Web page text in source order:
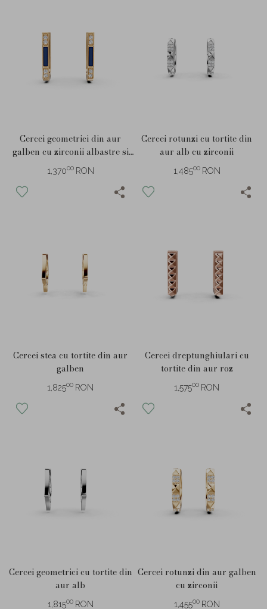
Cercei geometrici din aur
galben cu zirconii albastre si
albe
1,37000 RON
Cercei rotunzi cu tortite din
aur alb cu zirconii
1,48500 RON
Cercei stea cu tortite din aur
galben
1,82500 RON
Cercei dreptunghiulari cu
tortite din aur roz
1,57500 RON
Cercei geometrici cu tortite din
aur alb
1,81500 RON
Cercei rotunzi din aur galben
cu zirconii
1,45500 RON